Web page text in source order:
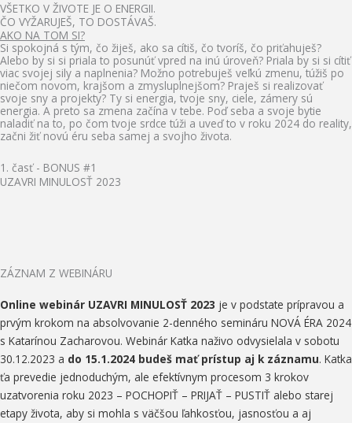
VŠETKO V ŽIVOTE JE O ENERGII.
ČO VYŽARUJEŠ, TO DOSTÁVAŠ.
AKO NA TOM SI?
Si spokojná s tým, čo žiješ, ako sa cítiš, čo tvoríš, čo priťahuješ?
Alebo by si si priala to posunúť vpred na inú úroveň? Priala by si si cítiť
viac svojej sily a naplnenia? Možno potrebuješ veľkú zmenu, túžiš po
niečom novom, krajšom a zmysluplnejšom? Praješ si realizovať
svoje sny a projekty? Ty si energia, tvoje sny, ciele, zámery sú
energia. A preto sa zmena začína v tebe. Poď seba a svoje bytie
naladiť na to, po čom tvoje srdce túži a uveď to v roku 2024 do reality,
začni žiť novú éru seba samej a svojho života.
1. časť - BONUS #1
UZAVRI MINULOSŤ 2023​
ZÁZNAM Z WEBINÁRU
Online webinár UZAVRI MINULOSŤ 2023 je v podstate prípravou a
prvým krokom na absolvovanie 2-denného semináru NOVÁ ÉRA 2024
s Katarínou Zacharovou. Webinár Katka naživo odvysielala v sobotu
30.12.2023 a do 15.1.2024 budeš mať prístup aj k záznamu. Katka
ťa prevedie jednoduchým, ale efektívnym procesom 3 krokov
uzatvorenia roku 2023 – POCHOPIŤ – PRIJAŤ – PUSTIŤ alebo starej
etapy života, aby si mohla s väčšou ľahkosťou, jasnosťou a aj